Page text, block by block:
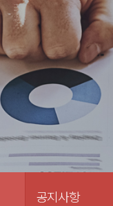
공지사항